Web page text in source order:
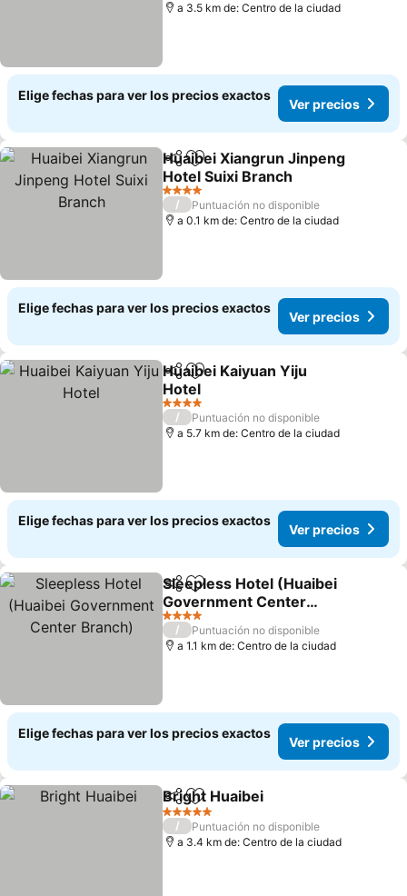
a 3.5 km de: Centro de la ciudad
Elige fechas para ver los precios exactos
Ver precios
CompartirAgregar a favoritos
Huaibei Xiangrun Jinpeng
Hotel Suixi Branch
Ver precios
4 Estrellas
/
Puntuación no disponible
a 0.1 km de: Centro de la ciudad
Elige fechas para ver los precios exactos
Ver precios
CompartirAgregar a favoritos
Huaibei Kaiyuan Yiju
Hotel
Ver precios
4 Estrellas
/
Puntuación no disponible
a 5.7 km de: Centro de la ciudad
Elige fechas para ver los precios exactos
Ver precios
CompartirAgregar a favoritos
Sleepless Hotel (Huaibei
Government Center
Branch)
Ver precios
4 Estrellas
/
Puntuación no disponible
a 1.1 km de: Centro de la ciudad
Elige fechas para ver los precios exactos
Ver precios
CompartirAgregar a favoritos
Bright Huaibei
5 Estrellas
/
Puntuación no disponible
a 3.4 km de: Centro de la ciudad